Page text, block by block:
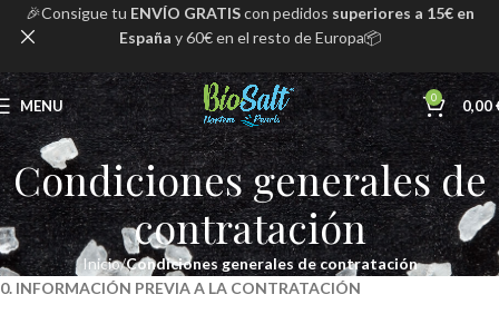
MENU 0 0,00
Condiciones generales de
contratación
Inicio Condiciones generales de contratación
0. INFORMACIÓN PREVIA A LA CONTRATACIÓN
🎉Consigue tu ENVÍO GRATIScon pedidos superiores a 15€ en
España y 60€ en el resto de Europa📦